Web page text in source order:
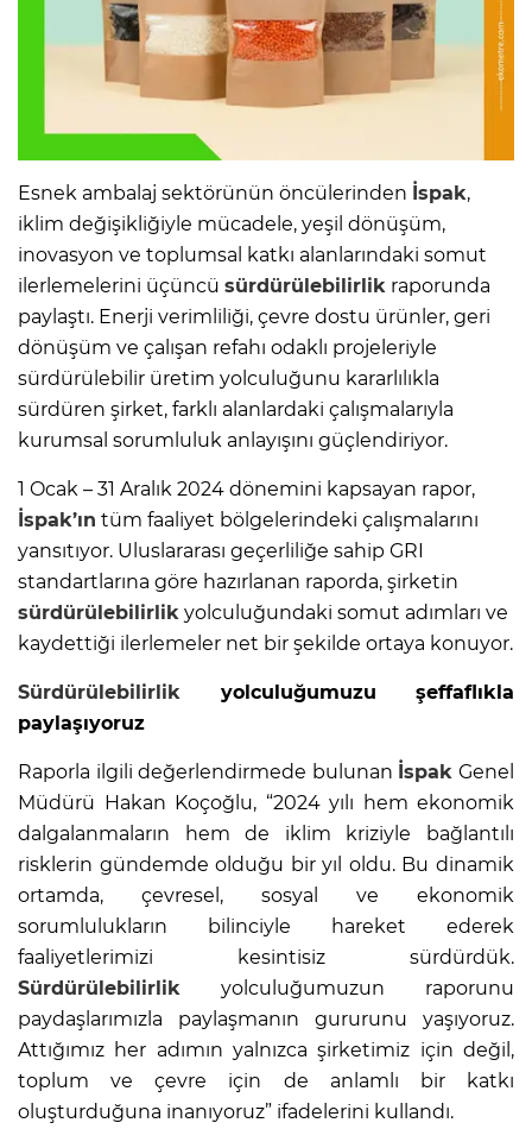
Esnek ambalaj sektörünün öncülerinden İspak,
iklim değişikliğiyle mücadele, yeşil dönüşüm,
inovasyon ve toplumsal katkı alanlarındaki somut
ilerlemelerini üçüncü sürdürülebilirlik raporunda
paylaştı. Enerji verimliliği, çevre dostu ürünler, geri
dönüşüm ve çalışan refahı odaklı projeleriyle
sürdürülebilir üretim yolculuğunu kararlılıkla
sürdüren şirket, farklı alanlardaki çalışmalarıyla
kurumsal sorumluluk anlayışını güçlendiriyor.
1 Ocak – 31 Aralık 2024 dönemini kapsayan rapor,
İspak’ın tüm faaliyet bölgelerindeki çalışmalarını
yansıtıyor. Uluslararası geçerliliğe sahip GRI
standartlarına göre hazırlanan raporda, şirketin
sürdürülebilirlik yolculuğundaki somut adımları ve
kaydettiği ilerlemeler net bir şekilde ortaya konuyor.
Sürdürülebilirlik yolculuğumuzu şeffaflıkla
paylaşıyoruz
Raporla ilgili değerlendirmede bulunan İspak Genel
Müdürü Hakan Koçoğlu, “2024 yılı hem ekonomik
dalgalanmaların hem de iklim kriziyle bağlantılı
risklerin gündemde olduğu bir yıl oldu. Bu dinamik
ortamda, çevresel, sosyal ve ekonomik
sorumlulukların bilinciyle hareket ederek
faaliyetlerimizi kesintisiz sürdürdük.
Sürdürülebilirlik yolculuğumuzun raporunu
paydaşlarımızla paylaşmanın gururunu yaşıyoruz.
Attığımız her adımın yalnızca şirketimiz için değil,
toplum ve çevre için de anlamlı bir katkı
oluşturduğuna inanıyoruz” ifadelerini kullandı.